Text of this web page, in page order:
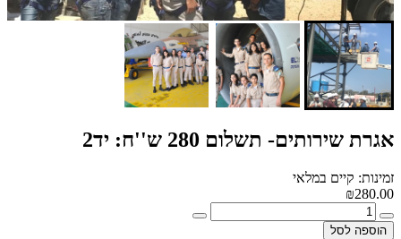
אגרת שירותים- תשלום 280 ש''ח: יד2
זמינות: קיים במלאי
₪280.00
הוספה לסל